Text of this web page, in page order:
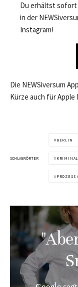
Du erhältst sofort
in der
Instagram!
Die NEWSiversum
Kürze auch für
SCHLAGWÖRTER
BERLIN
PROZESS